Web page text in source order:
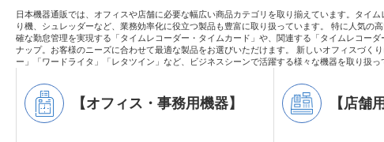
日本機器通販では、オフィスや店舗に必要な幅広い商品カテゴリを取り揃えています。タイ
り機、シュレッダーなど、業務効率化に役立つ製品も豊富に取り扱っています。 特に人気
確な勤怠管理を実現する「タイムレコーダー・タイムカード」や、関連する「タイムレコー
ナップ。お客様のニーズに合わせて最適な製品をお選びいただけます。 新しいオフィスづ
ー」「ワードライタ」「レタツイン」など、ビジネスシーンで活躍する様々な機器を取り扱
【オフィス・事務用機器】 【店舗